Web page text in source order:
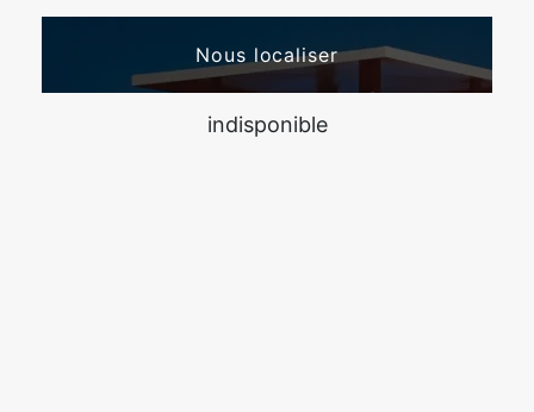
Nous localiser
indisponible